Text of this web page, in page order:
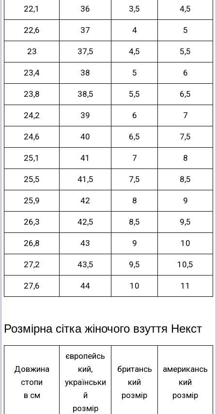
22,1 36 3,5 4,5
22,6 37 4 5
23 37,5 4,5 5,5
23,4 38 5 6
23,8 38,5 5,5 6,5
24,2 39 6 7
24,6 40 6,5 7,5
25,1 41 7 8
25,5 41,5 7,5 8,5
25,9 42 8 9
26,3 42,5 8,5 9,5
26,8 43 9 10
27,2 43,5 9,5 10,5
27,6 44 10 11
Розмірна сітка жіночого взуття Некст
Довжина
стопи
в см
європейсь
кий,
українськи
й
розмір
британсь
кий
розмір
американсь
кий
розмір